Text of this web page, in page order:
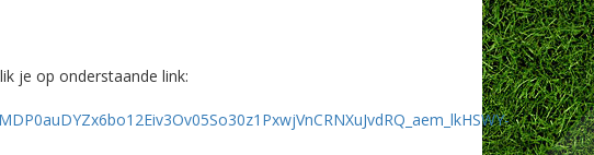
je op onderstaande link: